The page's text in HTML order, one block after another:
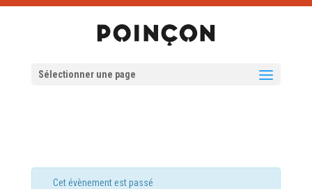
Sélectionner une page
Cet évènement est passé